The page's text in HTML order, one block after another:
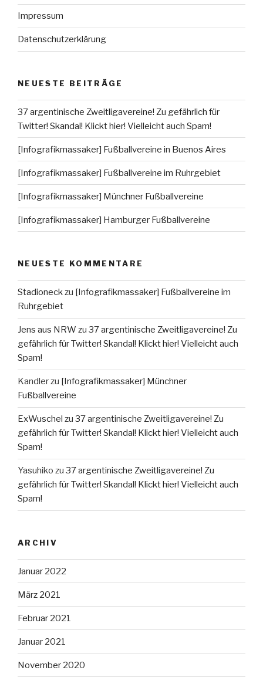
Impressum
Datenschutzerklärung
NEUESTE BEITRÄGE
37 argentinische Zweitligavereine! Zu gefährlich für
Twitter! Skandal! Klickt hier! Vielleicht auch Spam!
[Infografikmassaker] Fußballvereine in Buenos Aires
[Infografikmassaker] Fußballvereine im Ruhrgebiet
[Infografikmassaker] Münchner Fußballvereine
[Infografikmassaker] Hamburger Fußballvereine
NEUESTE KOMMENTARE
Stadioneckzu [Infografikmassaker] Fußballvereine im
Ruhrgebiet
Jens aus NRW zu 37 argentinische Zweitligavereine! Zu
gefährlich für Twitter! Skandal! Klickt hier! Vielleicht auch
Spam!
Kandlerzu [Infografikmassaker] Münchner
Fußballvereine
ExWuschel zu 37 argentinische Zweitligavereine! Zu
gefährlich für Twitter! Skandal! Klickt hier! Vielleicht auch
Spam!
Yasuhiko zu 37 argentinische Zweitligavereine! Zu
gefährlich für Twitter! Skandal! Klickt hier! Vielleicht auch
Spam!
ARCHIV
Januar 2022
März 2021
Februar 2021
Januar 2021
November 2020